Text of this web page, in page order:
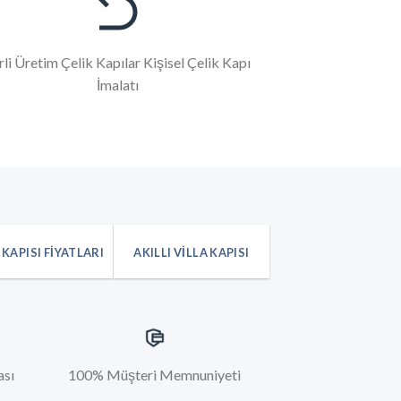
Üretim Çelik Kapılar Kişisel Çelik Kapı
İmalatı
FIYATLARI AKILLI VILLA KAPISI
100% Müşteri Memnuniyeti